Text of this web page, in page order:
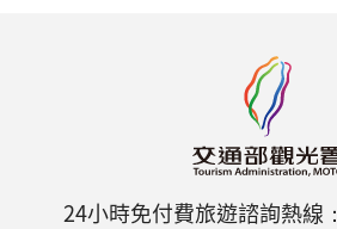
24小時免付費旅遊諮詢熱線：